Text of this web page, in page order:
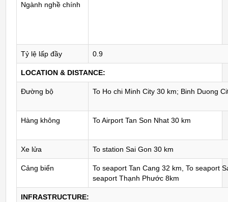
Ngành nghề chính
Tỷ lệ lấp đầy 0.9
LOCATION & DISTANCE:
Đường bộ To Ho chi Minh City 30 km; Binh Duong
Hàng không To Airport Tan Son Nhat 30 km
Xe lửa To station Sai Gon 30 km
Cảng biển
To seaport Tan Cang 32 km, To seaport
seaport Thạnh Phước 8km
INFRASTRUCTURE: